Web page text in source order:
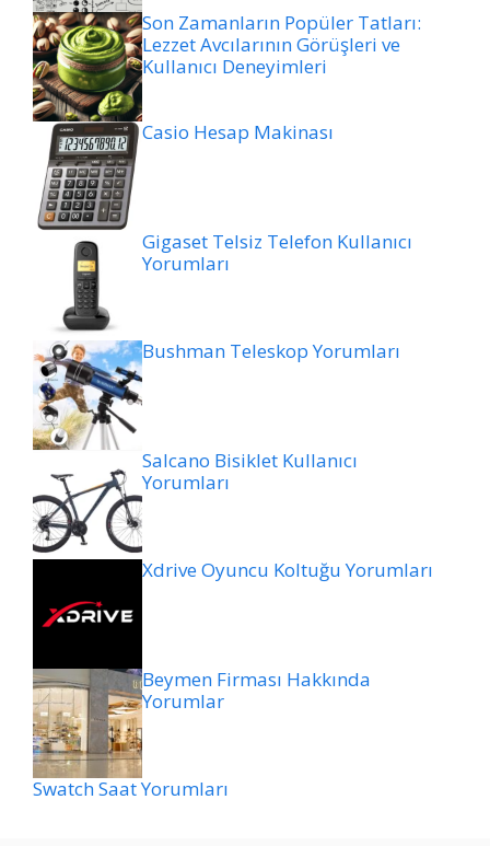
Son Zamanların Popüler Tatları:
Lezzet Avcılarının Görüşleri ve
Kullanıcı Deneyimleri
Casio Hesap Makinası
Gigaset Telsiz Telefon Kullanıcı
Yorumları
Bushman Teleskop Yorumları
Salcano Bisiklet Kullanıcı
Yorumları
Xdrive Oyuncu Koltuğu Yorumları
Beymen Firması Hakkında
Yorumlar
Swatch Saat Yorumları